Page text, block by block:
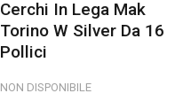
Cerchi In Lega Mak
Torino W Silver Da 16
Pollici
NON DISPONIBILE